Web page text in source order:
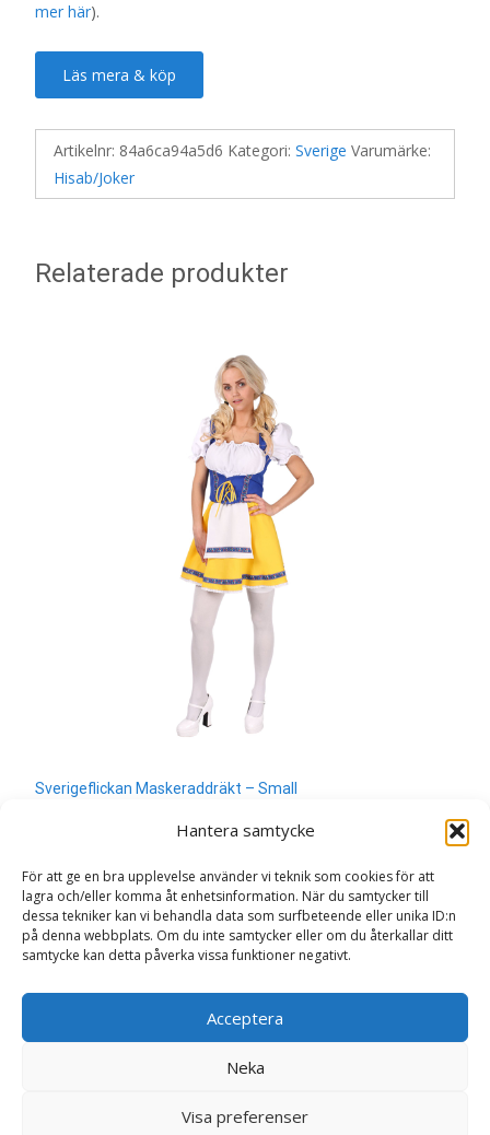
Hantera samtycke
För att ge en bra upplevelse använder vi teknik som cookies för att
lagra och/eller komma åt enhetsinformation. När du samtycker till
dessa tekniker kan vi behandla data som surfbeteende eller unika ID:n
på denna webbplats. Om du inte samtycker eller om du återkallar ditt
samtycke kan detta påverka vissa funktioner negativt.
Acceptera
Neka
Visa preferenser
mer här).
Läs mera & köp
Artikelnr: 84a6ca94a5d6 Kategori: Sverige Varumärke:
Hisab/Joker
Relaterade produkter
Sverigeflickan Maskeraddräkt – Small
Search
Powered by WordPress, Themei-craftby TemplatesNext.